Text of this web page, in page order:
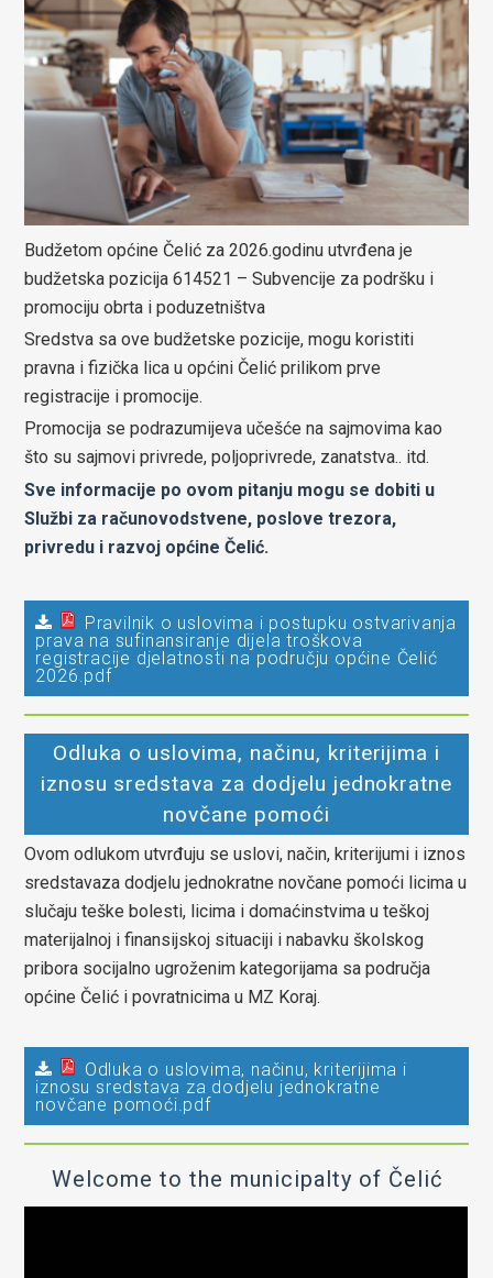
Budžetom općine Čelić za 2026.godinu utvrđena je
budžetska pozicija 614521 – Subvencije za podršku i
promociju obrta i poduzetništva
Sredstva sa ove budžetske pozicije, mogu koristiti
pravna i fizička lica u općini Čelić prilikom prve
registracije i promocije.
Promocija se podrazumijeva učešće na sajmovima kao
što su sajmovi privrede, poljoprivrede, zanatstva.. itd.
Sve informacije po ovom pitanju mogu se dobiti u
Službi za računovodstvene, poslove trezora,
privredu i razvoj općine Čelić.
Pravilnik o uslovima i postupku ostvarivanja
prava na sufinansiranje dijela troškova
registracije djelatnosti na području općine Čelić
2026.pdf
Odluka o uslovima, načinu, kriterijima i
iznosu sredstava za dodjelu jednokratne
novčane pomoći
Ovom odlukom utvrđuju se uslovi, način, kriterijumi i iznos
sredstavaza dodjelu jednokratne novčane pomoći licima u
slučaju teške bolesti, licima i domaćinstvima u teškoj
materijalnoj i finansijskoj situaciji i nabavku školskog
pribora socijalno ugroženim kategorijama sa područja
općine Čelić i povratnicima u MZ Koraj.
Odluka o uslovima, načinu, kriterijima i
iznosu sredstava za dodjelu jednokratne
novčane pomoći.pdf
Welcome to the municipalty of Čelić